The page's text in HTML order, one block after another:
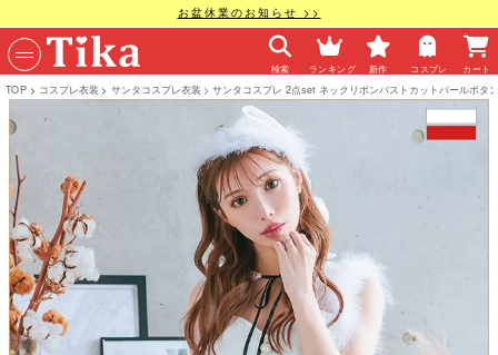
お盆休業のお知らせ >>
検索 ランキング 新作 コスプレ カート
TOP コスプレ衣装 サンタコスプレ衣装 サンタコスプレ 2点set ネックリボンバストカットパールボタ